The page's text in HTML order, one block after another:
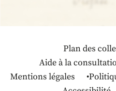
Plan des
Aide à la
Mentions légales